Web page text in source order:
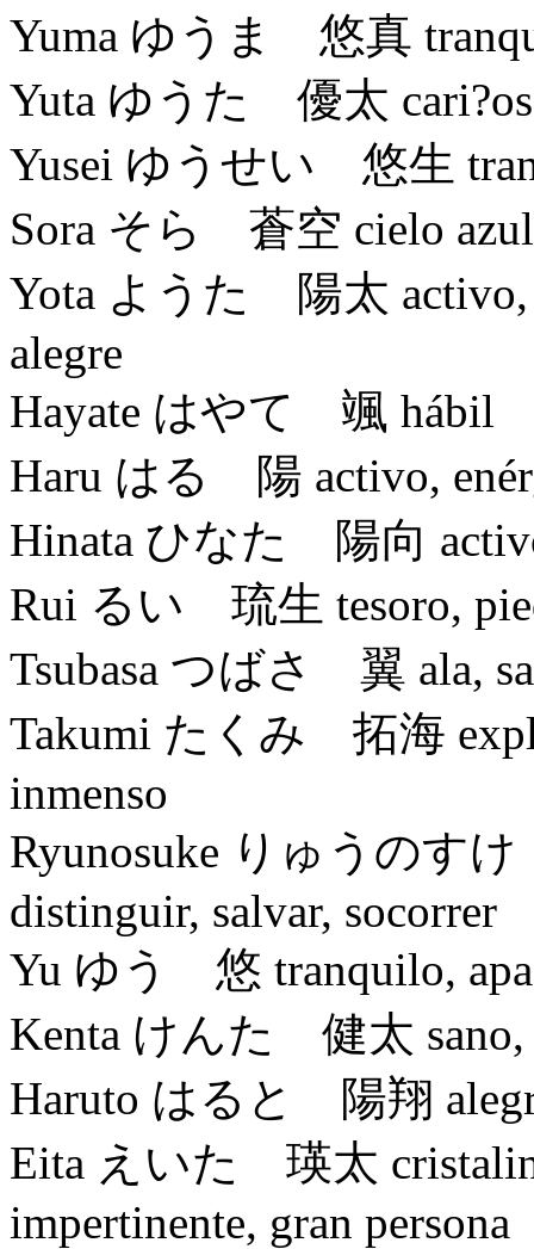
Yuma ゆうま 悠真
Yuta ゆうた 優太
Yusei ゆうせい 悠生
Sora そら 蒼空 cielo azul
Yota ようた 陽太 activo,
alegre
Hayate はやて 颯 hábil
Haru はる 陽 activo,
Hinata ひなた 陽向
Rui るい 琉生 tesoro,
Tsubasa つばさ 翼 ala,
Takumi たくみ 拓海
inmenso
Ryunosuke りゅうのす
distinguir, salvar, socorrer
Yu ゆう 悠 tranquilo,
Kenta けんた 健太 sano,
Haruto はると 陽翔
Eita えいた 瑛太
impertinente, gran persona